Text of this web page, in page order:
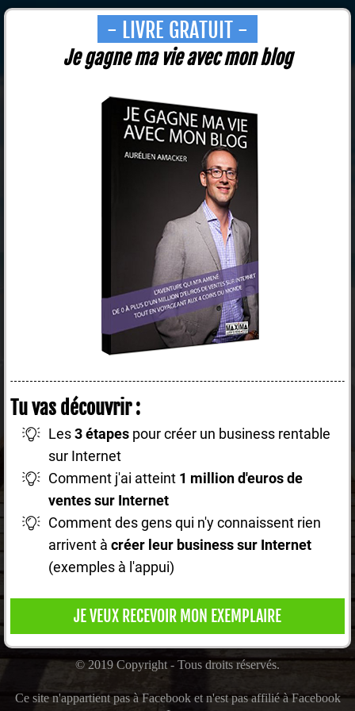
- LIVRE GRATUIT -
Je gagne ma vie avec mon blog
Tu vas découvrir :
Les3 étapespour créer un business rentable
sur Internet
Comment j'ai atteint 1 million d'euros de
ventes sur Internet
Comment des gens qui n'y connaissent rien
arrivent à créer leur business sur Internet
(exemples à l'appui)
JE VEUX RECEVOIR MON EXEMPLAIRE
© 2019 Copyright - Tous droits réservés.
Ce site n'appartient pas à Facebook et n'est pas affilié à Facebook